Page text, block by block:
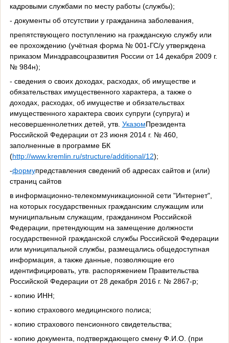
кадровыми службами по месту работы (службы);
- документы об отсутствии у гражданина заболевания,
препятствующего поступлению на гражданскую службу или
ее прохождению (учётная форма № 001-ГС/у утверждена
приказом Минздравсоцразвития России от 14 декабря 2009 г.
№ 984н);
- сведения о своих доходах, расходах, об имуществе и
обязательствах имущественного характера, а также о
доходах, расходах, об имуществе и обязательствах
имущественного характера своих супруги (супруга) и
несовершеннолетних детей, утв. УказомПрезидента
Российской Федерации от 23 июня 2014 г. № 460,
заполненные в программе БК
(http://www.kremlin.ru/structure/additional/12);
-формупредставления сведений об адресах сайтов и (или)
страниц сайтов
в информационно-телекоммуникационной сети "Интернет",
на которых государственных гражданским служащим или
муниципальным служащим, гражданином Российской
Федерации, претендующим на замещение должности
государственной гражданской службы Российской Федерации
или муниципальной службы, размещались общедоступная
информация, а также данные, позволяющие его
идентифицировать, утв. распоряжением Правительства
Российской Федерации от 28 декабря 2016 г. № 2867-р;
- копию ИНН;
- копию страхового медицинского полиса;
- копию страхового пенсионного свидетельства;
- копию документа, подтверждающего смену Ф.И.О. (при